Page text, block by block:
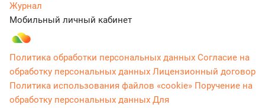
Журнал
Мобильный личный кабинет
Политика обработки персональных данных Согласие на
обработку персональных данных Лицензионный договор
Политика использования файлов «cookie» Поручение на
обработку персональных данных Для